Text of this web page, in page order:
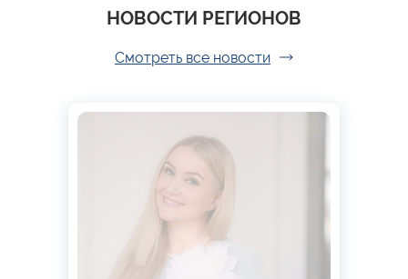
НОВОСТИ РЕГИОНОВ
Смотреть все новости